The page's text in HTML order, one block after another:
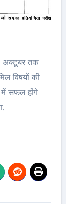
अक्टूबर तक
विषयों की
में सफल होंगे